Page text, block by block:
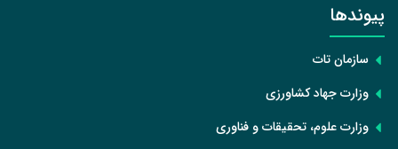
پیوند‌ها
سازمان تات
وزارت جهاد کشاورزی
وزارت علوم، تحقیقات و فناوری